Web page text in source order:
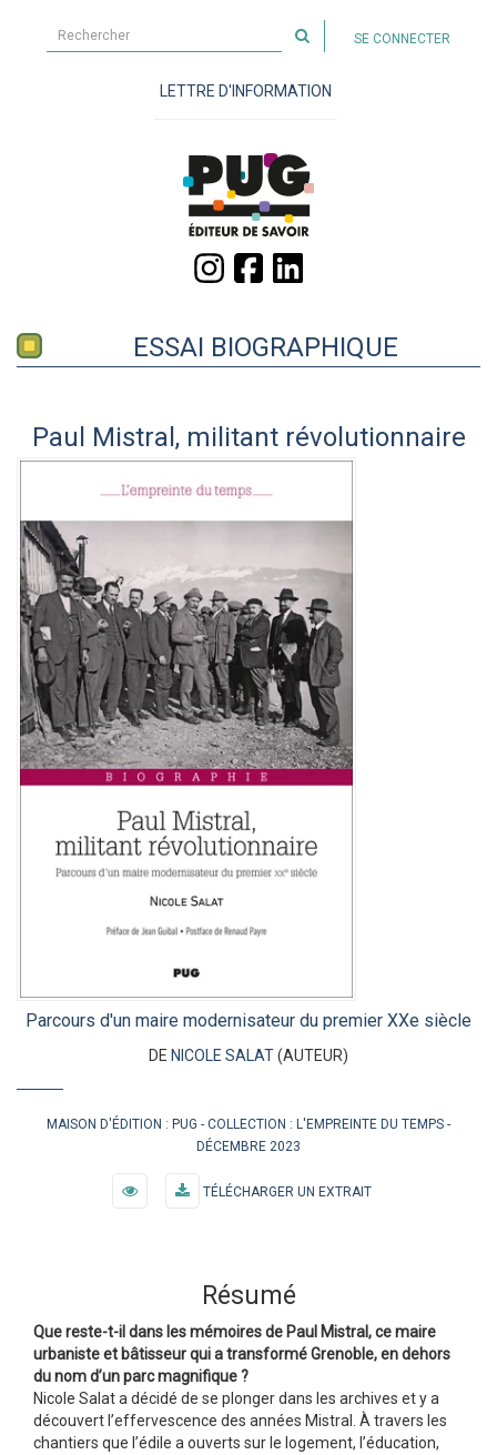
sur
site
SE CONNECTER
LETTRE D'INFORMATION
ESSAI BIOGRAPHIQUE
Paul Mistral, militant révolutionnaire
Parcours d'un maire modernisateur du premier XXe siècle
DE NICOLE SALAT(AUTEUR)
MAISON D'ÉDITION : PUG COLLECTION : L'EMPREINTE DU TEMPS
DÉCEMBRE 2023
TÉLÉCHARGER UN EXTRAIT
Résumé
Que reste-t-il dans les mémoires de Paul Mistral, ce maire
urbaniste et bâtisseur qui a transformé Grenoble, en dehors
du nom d’un parc magnifique ?
Nicole Salat a décidé de se plonger dans les archives et y a
découvert l’effervescence des années Mistral. À travers les
chantiers que l’édile a ouverts sur le logement, l’éducation,